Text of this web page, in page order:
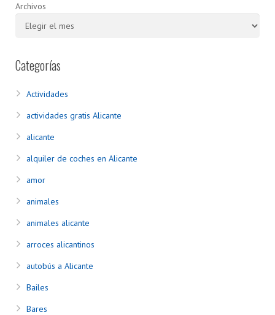
Archivos
Categorías
Actividades
actividades gratis Alicante
alicante
alquiler de coches en Alicante
amor
animales
animales alicante
arroces alicantinos
autobús a Alicante
Bailes
Bares